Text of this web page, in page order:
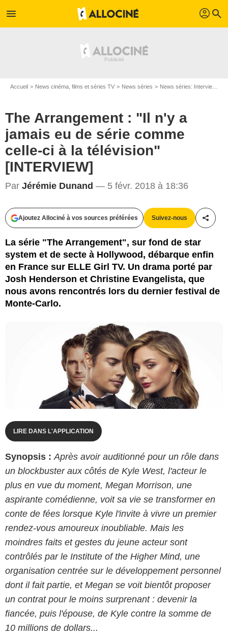
menu profil search
Accueil News cinéma, films et séries TV News séries News séries: Interviews
The Arrangement : "Il n'y a
jamais eu de série comme
celle-ci à la télévision"
[INTERVIEW]
Par Jérémie Dunand — 5 févr. 2018 à 18:36
Ajoutez Allociné à vos sources préférées Suivez-nous
La série "The Arrangement", sur fond de star
system et de secte à Hollywood, débarque enfin
en France sur ELLE Girl TV. Un drama porté par
Josh Henderson et Christine Evangelista, que
nous avons rencontrés lors du dernier festival de
Monte-Carlo.
E! Entertainment
LIRE DANS L'APPLICATION
Synopsis : Après avoir auditionné pour un rôle dans
un blockbuster aux côtés de Kyle West, l'acteur le
plus en vue du moment, Megan Morrison, une
aspirante comédienne, voit sa vie se transformer en
conte de fées lorsque Kyle l'invite à vivre un premier
rendez-vous amoureux inoubliable. Mais les
moindres faits et gestes du jeune acteur sont
contrôlés par le Institute of the Higher Mind, une
organisation centrée sur le développement personnel
dont il fait partie, et Megan se voit bientôt proposer
un contrat pour le moins surprenant : devenir la
fiancée, puis l'épouse, de Kyle contre la somme de
10 millions de dollars...